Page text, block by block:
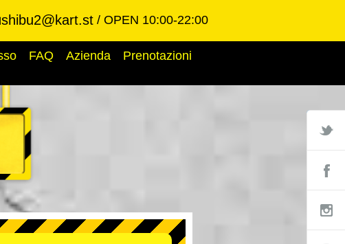
shibu2@kart.st OPEN 10:00-22:00
FAQ Azienda Prenotazioni